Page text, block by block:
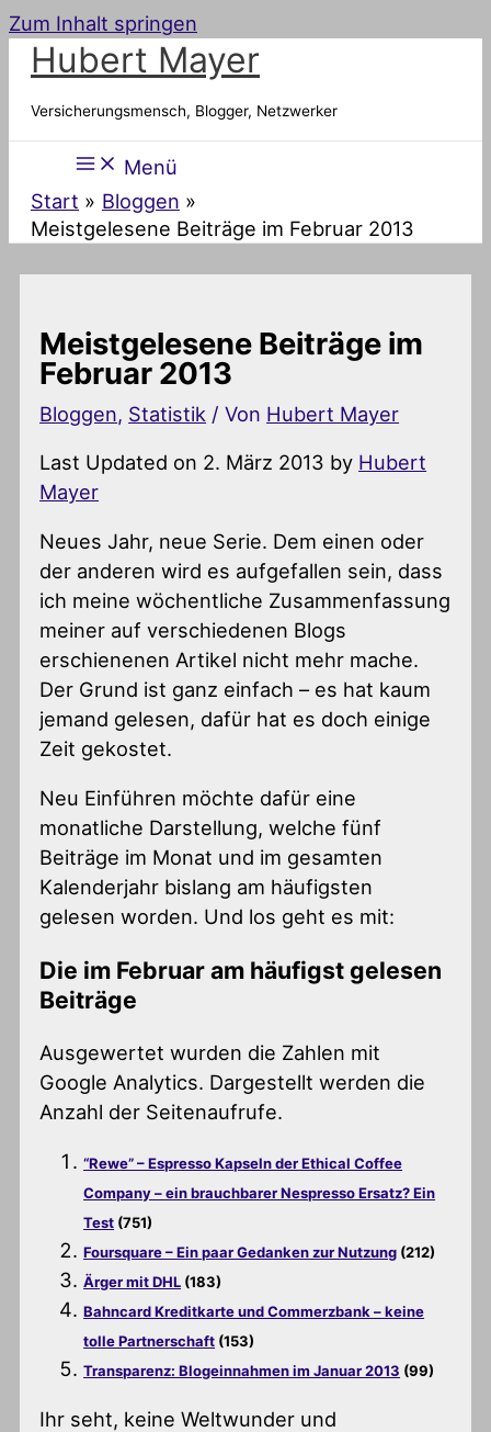
Zum Inhalt springen
Hubert Mayer
Versicherungsmensch, Blogger, Netzwerker
Menü
Start
Bloggen
Meistgelesene Beiträge im Februar 2013
Meistgelesene Beiträge im
Februar 2013
Bloggen, Statistik / Von Hubert Mayer
Last Updated on 2. März 2013 by Hubert
Mayer
Neues Jahr, neue Serie. Dem einen oder
der anderen wird es aufgefallen sein, dass
ich meine wöchentliche Zusammenfassung
meiner auf verschiedenen Blogs
erschienenen Artikel nicht mehr mache.
Der Grund ist ganz einfach – es hat kaum
jemand gelesen, dafür hat es doch einige
Zeit gekostet.
Neu Einführen möchte dafür eine
monatliche Darstellung, welche fünf
Beiträge im Monat und im gesamten
Kalenderjahr bislang am häufigsten
gelesen worden. Und los geht es mit:
Die im Februar am häufigst gelesen
Beiträge
Ausgewertet wurden die Zahlen mit
Google Analytics. Dargestellt werden die
Anzahl der Seitenaufrufe.
“Rewe” – Espresso Kapseln der Ethical Coffee
Company – ein brauchbarer Nespresso Ersatz? Ein
Test (751)
Foursquare – Ein paar Gedanken zur Nutzung (212)
Ärger mit DHL (183)
Bahncard Kreditkarte und Commerzbank – keine
tolle Partnerschaft (153)
Transparenz: Blogeinnahmen im Januar 2013 (99)
Ihr seht, keine Weltwunder und